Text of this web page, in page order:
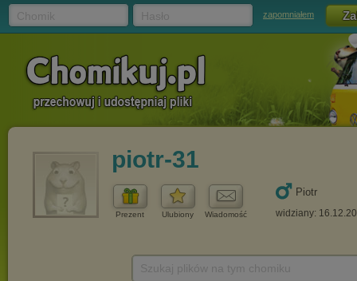
zapomniałem
piotr-31
Prezent Ulubiony Wiadomość
Piotr
widziany: